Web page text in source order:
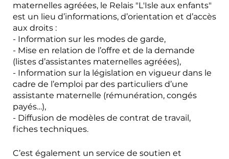
maternelles agréées, le Relais "L'Isle aux enfants"
est un lieu d’informations, d’orientation et d’accès
aux droits :
- Information sur les modes de garde,
- Mise en relation de l’offre et de la demande
(listes d’assistantes maternelles agréées),
- Information sur la législation en vigueur dans le
cadre de l’emploi par des particuliers d’une
assistante maternelle (rémunération, congés
payés…),
- Diffusion de modèles de contrat de travail,
fiches techniques.
C’est également un service de soutien et